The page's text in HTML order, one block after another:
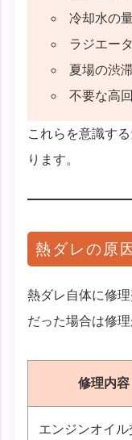
冷却水の
ラジエー
夏場の渋
不要な高
これらを意識す
ります。
熱ダレの原
熱ダレ自体に修
だった場合は修
修理内容
エンジンオイル